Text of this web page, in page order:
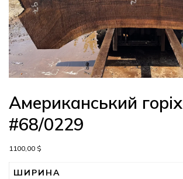
Американський горіх
#68/0229
1100,00 $
ШИРИНА